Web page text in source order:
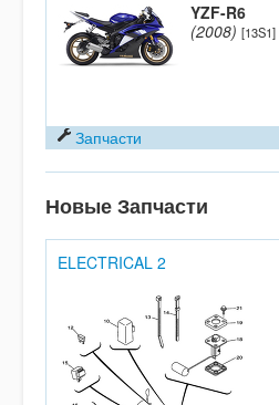
YZF-R6
(2008) [13S1]
Запчасти
Новые Запчасти
ELECTRICAL 2